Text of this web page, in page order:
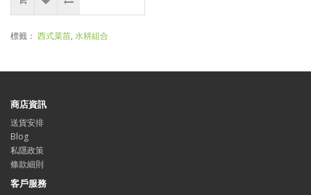
標籤： 西式菜苗, 水耕組合
商店資訊
送貨安排
Blog
私隱政策
條款細則
客戶服務